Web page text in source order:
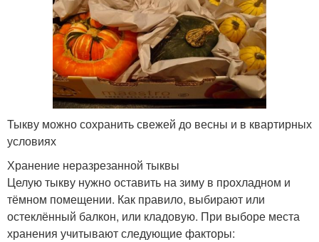
Тыкву можно сохранить свежей до весны и в квартирных
условиях
Хранение неразрезанной тыквы
Целую тыкву нужно оставить на зиму в прохладном и
тёмном помещении. Как правило, выбирают или
остеклённый балкон, или кладовую. При выборе места
хранения учитывают следующие факторы: